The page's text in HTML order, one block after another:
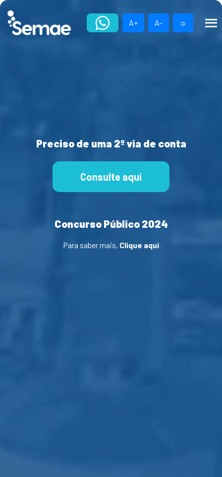
Skip
content
A+ A- ☼
Preciso de uma 2º via de conta
Consulte aqui
Concurso Público 2024
Para saber mais, Clique aqui